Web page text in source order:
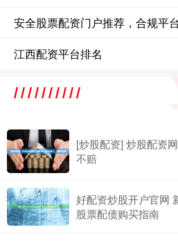
安全股票配资门户推荐，合规平
江西配资平台排名
[炒股配资] 炒股配资
不赔
好配资炒股开户官网
股票配债购买指南